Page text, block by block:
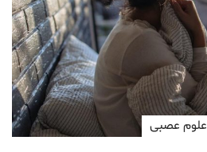
علوم عصبی